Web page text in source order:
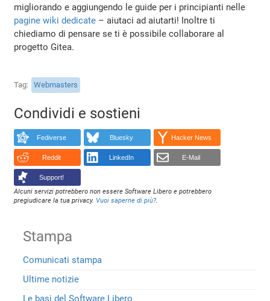
migliorando e aggiungendo le guide per i principianti nelle
pagine wiki dedicate – aiutaci ad aiutarti! Inoltre ti
chiediamo di pensare se ti è possibile collaborare al
progetto Gitea.
Tag Webmasters
Condividi e sostieni
Fediverse Bluesky Hacker News
Reddit LinkedIn E-Mail
Support!
Alcuni servizi potrebbero non essere Software Libero e potrebbero
pregiudicare la tua privacy. Vuoi saperne di più?.
Stampa
Comunicati stampa
Ultime notizie
Le basi del Software Libero